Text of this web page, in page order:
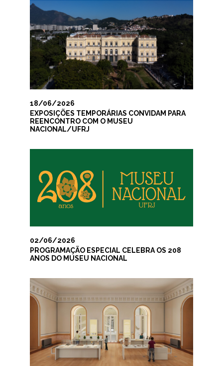
18/06/2026
EXPOSIÇÕES TEMPORÁRIAS CONVIDAM PARA
REENCONTRO COM O MUSEU
NACIONAL/UFRJ
02/06/2026
PROGRAMAÇÃO ESPECIAL CELEBRA OS 208
ANOS DO MUSEU NACIONAL